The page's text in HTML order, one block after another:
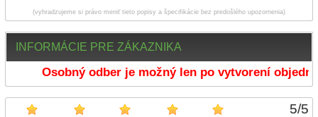
INFORMÁCIE PRE ZÁKAZNIKA
Osobný odber je možný len po vytvorení
5/5
(vyhradzujeme si právo meniť tieto popisy a špecifikácie bez predošlého upozornenia)